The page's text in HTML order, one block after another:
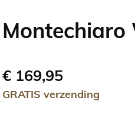
Montechiaro
€ 169,95
GRATIS verzending